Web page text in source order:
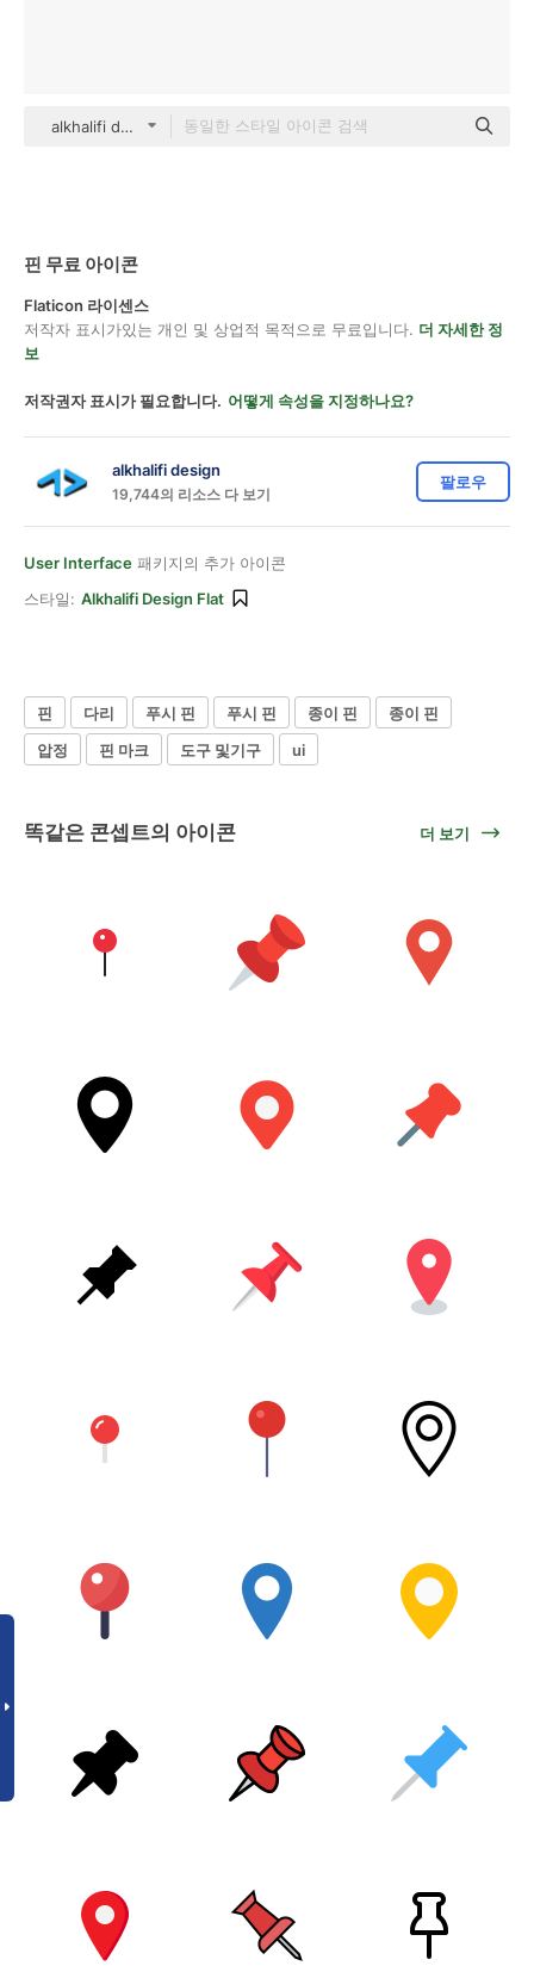
alkhalifi design Flat
핀 무료 아이콘
Flaticon 라이센스
저작자 표시가있는 개인 및 상업적 목적으로 무료입니다. 더 자세한 정
보
저작권자 표시가 필요합니다. 어떻게 속성을 지정하나요?
alkhalifi design
19,744의 리소스 다 보기
팔로우
User Interface 패키지의 추가 아이콘
스타일: Alkhalifi Design Flat
핀 다리 푸시 핀 푸시 핀 종이 핀
종이 핀
압정
핀 마크 도구 및기구 ui
똑같은 콘셉트의 아이콘 더 보기